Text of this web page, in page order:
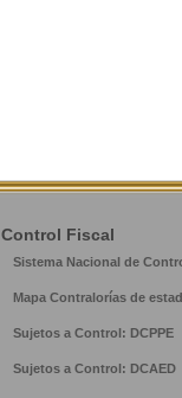
Control Fiscal
Sistema Nacional de
Mapa Contralorías de
Sujetos a Control: DCPPE
Sujetos a Control: DCAED